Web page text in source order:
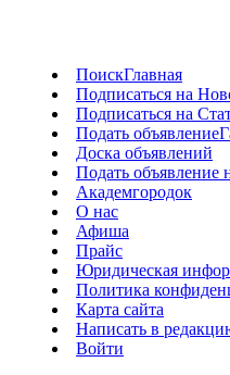
ПоискГлавная
Подписаться на
Подписаться на
Подать объявление
Доска объявлений
Подать объявление
Академгородок
О нас
Афиша
Прайс
Юридическая
Политика
Карта сайта
Написать в
Войти